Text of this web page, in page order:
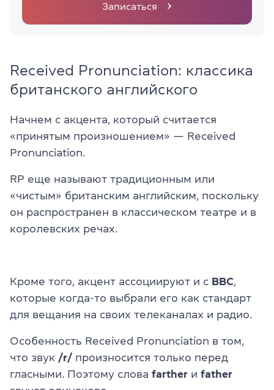
Записаться
Received Pronunciation: классика
британского английского
Начнем с акцента, который считается
«принятым произношением» — Received
Pronunciation.
RP еще называют традиционным или
«чистым» британским английским, поскольку
он распространен в классическом театре и в
королевских речах.
Кроме того, акцент ассоциируют и с BBC,
которые когда-то выбрали его как стандарт
для вещания на своих телеканалах и радио.
Особенность Received Pronunciation в том,
что звук /r/ произносится только перед
гласными. Поэтому слова farther и father